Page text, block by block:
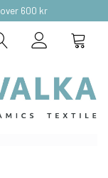
600 kr